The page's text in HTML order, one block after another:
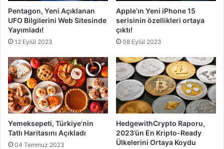
Pentagon, Yeni Açıklanan
UFO Bilgilerini Web Sitesinde
Yayımladı!
12 Eylül 2023
Apple’ın Yeni iPhone 15
serisinin özellikleri ortaya
çıktı!
08 Eylül 2023
Yemeksepeti, Türkiye’nin
Tatlı Haritasını Açıkladı
04 Temmuz 2023
HedgewithCrypto Raporu,
2023’ün En Kripto-Ready
Ülkelerini Ortaya Koydu